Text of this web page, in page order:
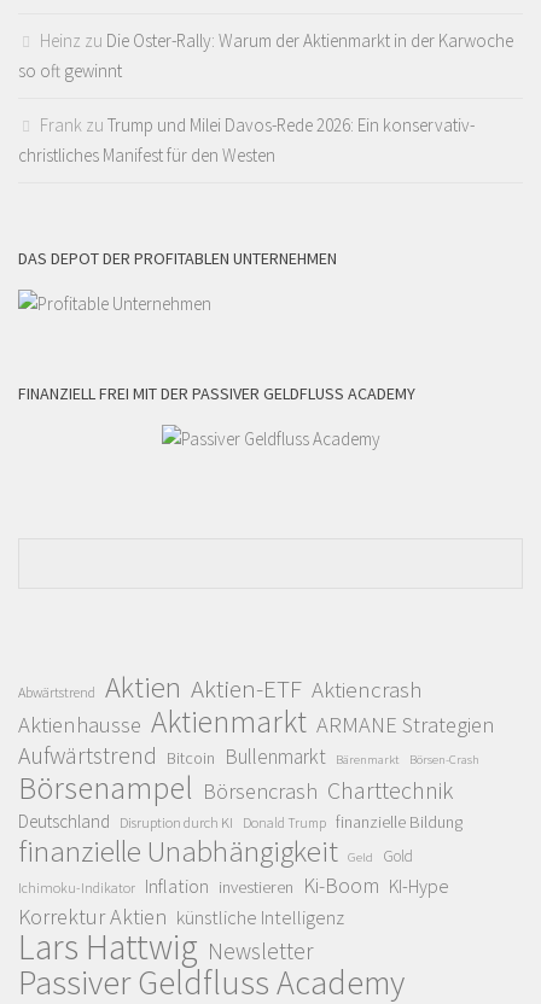
Heinz zu Die Oster-Rally: Warum der Aktienmarkt in der Karwoche
so oft gewinnt
Frank zu Trump und Milei Davos-Rede 2026: Ein konservativ-
christliches Manifest für den Westen
DAS DEPOT DER PROFITABLEN UNTERNEHMEN
FINANZIELL FREI MIT DER PASSIVER GELDFLUSS ACADEMY
Abwärtstrend Aktien Aktien-ETF Aktiencrash
Aktienhausse Aktienmarkt ARMANE Strategien
Aufwärtstrend Bitcoin Bullenmarkt Bärenmarkt Börsen-Crash
Börsenampel Börsencrash Charttechnik
Deutschland Disruption durch KI Donald Trump finanzielle Bildung
finanzielle Unabhängigkeit Geld Gold
Ichimoku-Indikator Inflation investieren Ki-Boom KI-Hype
Korrektur Aktien künstliche Intelligenz
Lars Hattwig Newsletter
Passiver Geldfluss Academy